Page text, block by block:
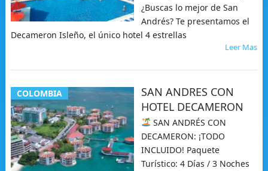
¿Buscas lo mejor de San
Andrés? Te presentamos el
Decameron Isleño, el único hotel 4 estrellas
Leer Mas
COLOMBIA
SAN ANDRES CON
HOTEL DECAMERON
SAN ANDRÉS CON
DECAMERON: ¡TODO
INCLUIDO! Paquete
Turístico: 4 Días / 3 Noches